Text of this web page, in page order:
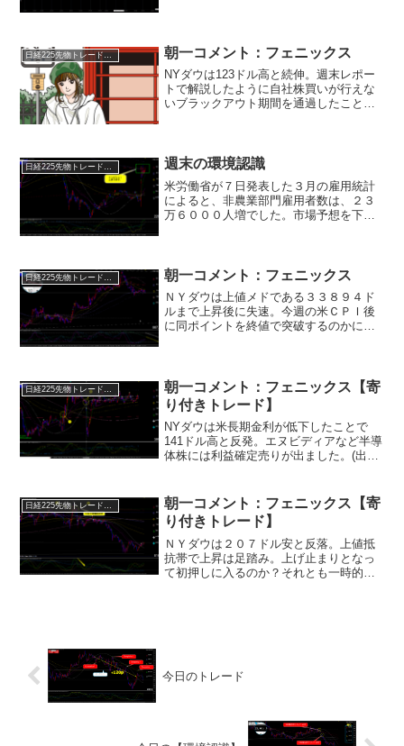
足元で非常...
日経225先物トレード倶楽部 朝一コメント：フェニックス
NYダウは123ドル高と続伸。週末レポー
トで解説したように自社株買いが行えな
いブラックアウト期間を通過したことで
間さえ通過すれば米...
週末の環境認識
米労働省が７日発表した３月の雇用統計
によると、非農業部門雇用者数は、２３
万６０００人増でした。市場予想を下回
場の堅調さを示しています。...
日経225先物トレード倶楽部 朝一コメント：フェニックス
ＮＹダウは上値メドである３３８９４ド
ルまで上昇後に失速。今週の米ＣＰＩ後
に同ポイントを終値で突破するのかに注
回るまで上値追いが続きま...
朝一コメント：フェニックス【寄
り付きトレード】
NYダウは米長期金利が低下したことで
141ドル高と反発。エヌビディアなど半導
体株には利益確定売りが出ました。(出遅
ら始まる借り換え期の下地作り』が始ま
りました。これ...
日経225先物トレード倶楽部
朝一コメント：フェニックス【寄
り付きトレード】
ＮＹダウは２０７ドル安と反落。上値抵
抗帯で上昇は足踏み。上げ止まりとなっ
て初押しに入るのか？それとも一時的な
今日のトレード